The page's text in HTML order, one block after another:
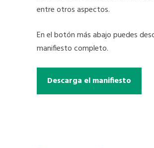
entre otros aspectos.
En el botón más abajo puedes
manifiesto completo.
Descarga el manifiesto